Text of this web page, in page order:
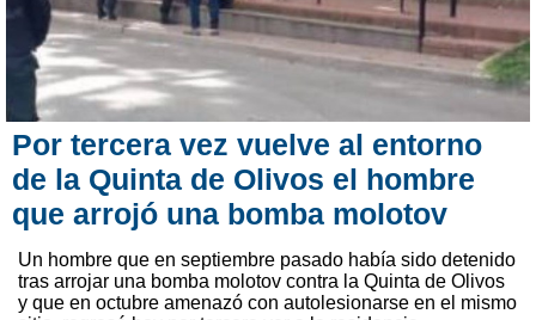
Por tercera vez vuelve al entorno
de la Quinta de Olivos el hombre
que arrojó una bomba molotov
Un hombre que en septiembre pasado había sido detenido
tras arrojar una bomba molotov contra la Quinta de Olivos
y que en octubre amenazó con autolesionarse en el mismo